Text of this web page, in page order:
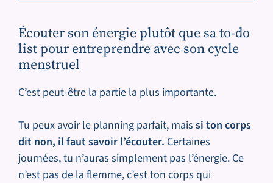
Écouter son énergie plutôt que sa to-do
list pour entreprendre avec son cycle
menstruel
C’est peut-être la partie la plus importante.
Tu peux avoir le planning parfait, mais si ton corps
dit non, il faut savoir l’écouter. Certaines
journées, tu n’auras simplement pas l’énergie. Ce
n’est pas de la flemme, c’est ton corps qui